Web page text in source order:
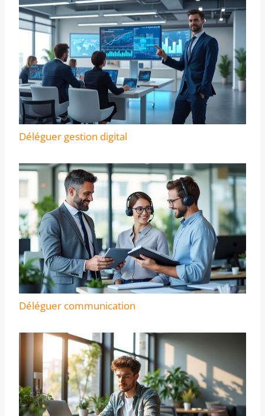
Déléguer gestion digital
Déléguer communication